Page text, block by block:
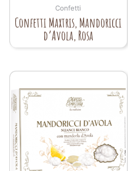
Confetti
Confetti Maxtris, Mandoricci
d’Avola, Rosa